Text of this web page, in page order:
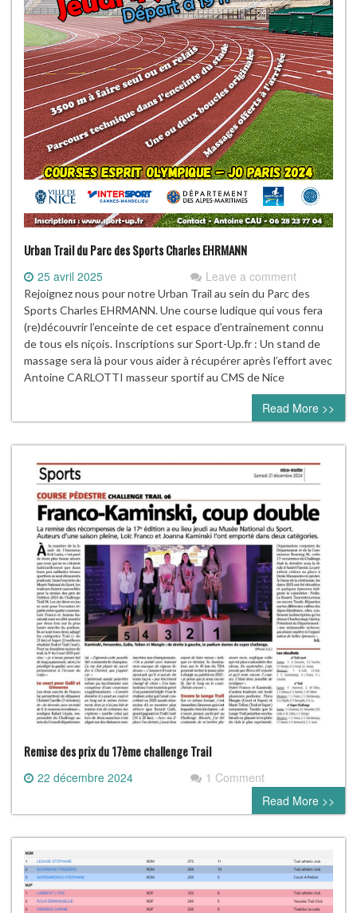
Urban Trail du Parc des Sports Charles EHRMANN
25 avril 2025 Leave a comment
Rejoignez nous pour notre Urban Trail au sein du Parc des
Sports Charles EHRMANN. Une course ludique qui vous fera
(re)découvrir l’enceinte de cet espace d’entrainement connu
de tous els niçois. Inscriptions sur Sport-Up.fr : Un stand de
massage sera là pour vous aider à récupérer après l’effort avec
Antoine CARLOTTI masseur sportif au CMS de Nice
Read More >>
Remise des prix du 17ème challenge Trail
22 décembre 2024
1 Comment
Read More >>